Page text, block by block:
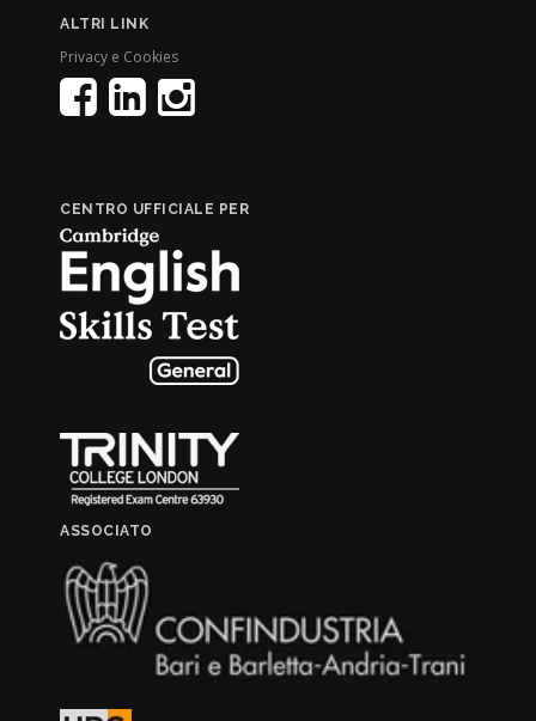
ALTRI LINK
Privacy e Cookies
CENTRO UFFICIALE PER
ASSOCIATO